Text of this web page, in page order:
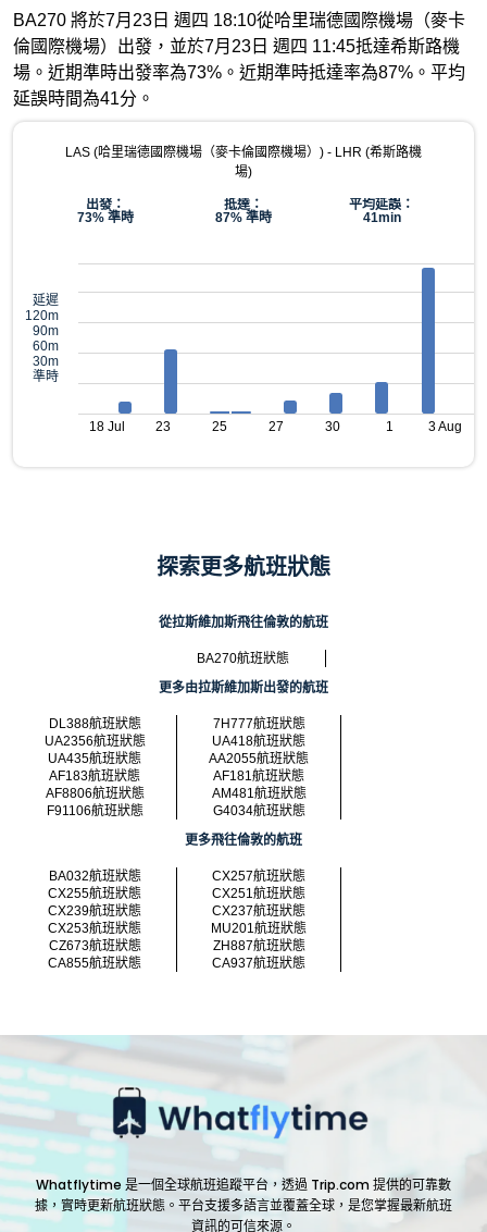
BA270 將於7月23日 週四 18:10從哈里瑞德國際機場（麥卡
倫國際機場）出發，並於7月23日 週四 11:45抵達希斯路機
場。近期準時出發率為73%。近期準時抵達率為87%。平均
延誤時間為41分。
LAS (哈里瑞德國際機場（麥卡倫國際機場）) - LHR (希斯路機
場)
出發：
73% 準時
抵達：
87% 準時
平均延誤：
41min
延遲
120m
90m
60m
30m
準時
18 Jul 23 25 27 30 1 3 Aug
探索更多航班狀態
從拉斯維加斯飛往倫敦的航班
BA270航班狀態
更多由拉斯維加斯出發的航班
DL388航班狀態
7H777航班狀態
UA2356航班狀態
UA418航班狀態
UA435航班狀態
AA2055航班狀態
AF183航班狀態
AF181航班狀態
AF8806航班狀態
AM481航班狀態
F91106航班狀態
G4034航班狀態
更多飛往倫敦的航班
BA032航班狀態
CX257航班狀態
CX255航班狀態
CX251航班狀態
CX239航班狀態
CX237航班狀態
CX253航班狀態
MU201航班狀態
CZ673航班狀態
ZH887航班狀態
CA855航班狀態
CA937航班狀態
Whatflytime 是一個全球航班追蹤平台，透過 Trip.com 提供的可靠數
據，實時更新航班狀態。平台支援多語言並覆蓋全球，是您掌握最新航班
資訊的可信來源。